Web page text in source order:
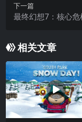
下一篇
最终幻想7：核心
相关文章